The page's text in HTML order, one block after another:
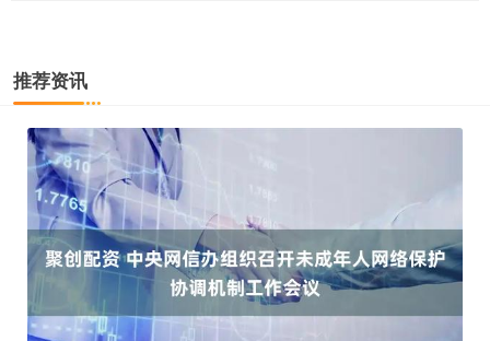
推荐资讯